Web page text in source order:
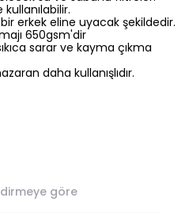
erkek eline uyacak şekildedir.
650gsm'dir
sarar ve kayma çıkma
daha kullanışlıdır.
göre